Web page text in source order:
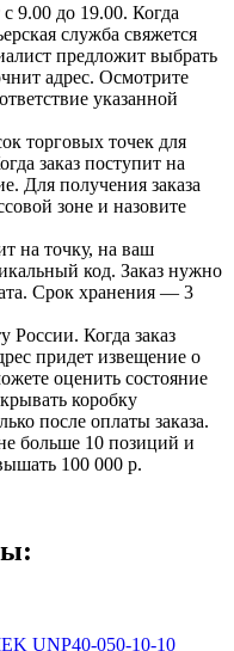
с 9.00 до 19.00. Когда
служба свяжется
предложит выбрать
адрес. Осмотрите
указанной
торговых точек для
заказ поступит на
Для получения заказа
зоне и назовите
на точку, на ваш
код. Заказ нужно
Срок хранения — 3
России. Когда заказ
придет извещение о
оценить состояние
коробку
после оплаты заказа.
больше 10 позиций и
100 000 р.